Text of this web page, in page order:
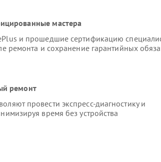
мастера
и прошедшие сертификацию
ремонта и сохранение гарантийных
ремонт
провести экспресс-диагностику и
время без устройства